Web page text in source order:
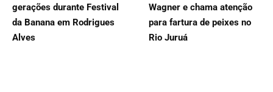
gerações durante Festival
da Banana em Rodrigues
Alves
Wagner e chama atenção
para fartura de peixes no
Rio Juruá